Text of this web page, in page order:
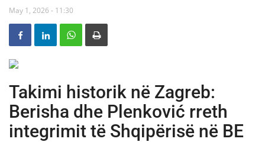
SHQIPERIA
MAQEDONIA
SHOWBIZ
BOTA
TECH
May 1, 2026 - 11:30
Takimi historik në Zagreb:
Berisha dhe Plenković rreth
integrimit të Shqipërisë në BE